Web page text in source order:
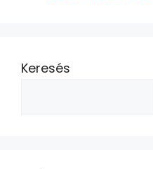
Keresés